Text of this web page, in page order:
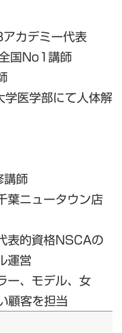
カデミー代表
国No1講師
医学部にて人体解
師
葉ニュータウン店
表的資格NSCAの
運営
ー、モデル、女
客を担当